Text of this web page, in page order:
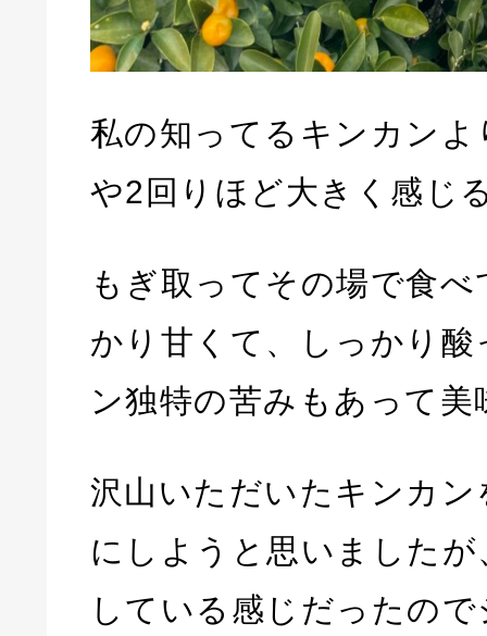
私の知ってるキンカン
や2回りほど大きく感じ
もぎ取ってその場で食
かり甘くて、しっかり
ン独特の苦みもあって美
沢山いただいたキンカン
にしようと思いました
している感じだったの